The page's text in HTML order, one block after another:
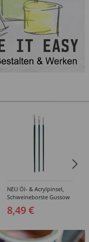
NEU Öl- & Acrylpinsel,
Schweineborste Gussow
8,49 €